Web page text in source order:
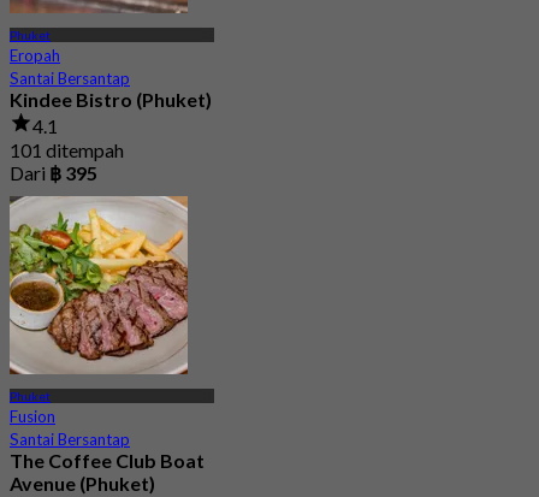
Phuket
Eropah
Santai Bersantap
Kindee Bistro (Phuket)
4.1
101 ditempah
Dari ฿ 395
Phuket
Fusion
Santai Bersantap
The Coffee Club Boat
Avenue (Phuket)